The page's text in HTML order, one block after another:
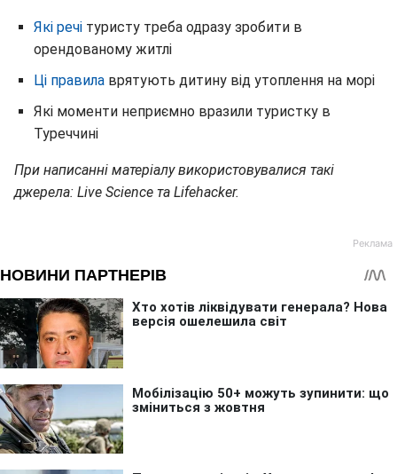
Які речі туристу треба одразу зробити в
орендованому житлі
Ці правила врятують дитину від утоплення на морі
Які моменти неприємно вразили туристку в
Туреччині
При написанні матеріалу використовувалися такі
джерела: Live Science та Lifehacker.